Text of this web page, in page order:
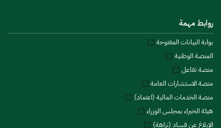
روابط مهمة
بوابة البيانات المفتوحة
المنصة الوطنية
منصة تفاعل
منصة الاستشارات العامة
منصة الخدمات المالية (اعتماد)
هيئة الخبراء بمجلس الوزراء
الإبلاغ عن فساد (نزاهة)